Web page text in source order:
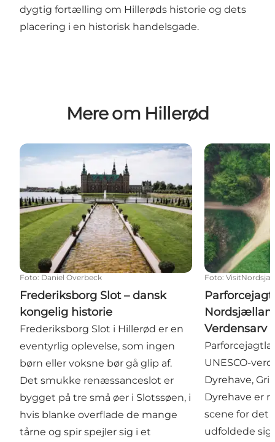
dygtig fortælling om Hillerøds historie og dets
placering i en historisk handelsgade.
Mere om Hillerød
Frederiksborg Slot – dansk kongelig historie
Foto: Daniel Overbeck
Frederiksborg Slot – dansk
kongelig historie
Frederiksborg Slot i Hillerød er en
eventyrlig oplevelse, som ingen
børn eller voksne bør gå glip af.
Det smukke renæssanceslot er
bygget på tre små øer i Slotssøen, i
hvis blanke overflade de mange
tårne og spir spejler sig i et
Foto:
Verdensarv
UNESCO-
Dyrehave,
Dyrehave er
scene for det
udfoldede